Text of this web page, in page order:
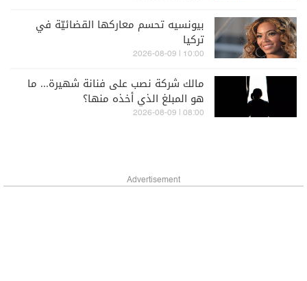
بيونسيه تحسم معاركها القضائيّة في
تركيا
10:00 | 2026-08-09
مالك شركة نصب على فنانة شهيرة... ما
هو المبلغ الذي أخذه منها؟
08:00 | 2026-08-09
Advertisement